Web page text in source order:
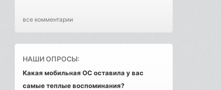
все комментарии
НАШИ ОПРОСЫ:
Какая мобильная ОС оставила у вас
самые теплые воспоминания?